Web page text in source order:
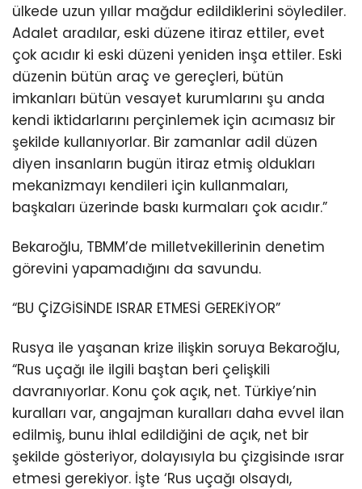
ülkede uzun yıllar mağdur edildiklerini söylediler.
Adalet aradılar, eski düzene itiraz ettiler, evet
çok acıdır ki eski düzeni yeniden inşa ettiler. Eski
düzenin bütün araç ve gereçleri, bütün
imkanları bütün vesayet kurumlarını şu anda
kendi iktidarlarını perçinlemek için acımasız bir
şekilde kullanıyorlar. Bir zamanlar adil düzen
diyen insanların bugün itiraz etmiş oldukları
mekanizmayı kendileri için kullanmaları,
başkaları üzerinde baskı kurmaları çok acıdır.”
Bekaroğlu, TBMM’de milletvekillerinin denetim
görevini yapamadığını da savundu.
“BU ÇİZGİSİNDE ISRAR ETMESİ GEREKİYOR”
Rusya ile yaşanan krize ilişkin soruya Bekaroğlu,
“Rus uçağı ile ilgili baştan beri çelişkili
davranıyorlar. Konu çok açık, net. Türkiye’nin
kuralları var, angajman kuralları daha evvel ilan
edilmiş, bunu ihlal edildiğini de açık, net bir
şekilde gösteriyor, dolayısıyla bu çizgisinde ısrar
etmesi gerekiyor. İşte ‘Rus uçağı olsaydı,